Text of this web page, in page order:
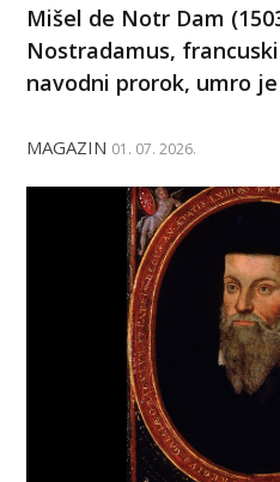
Mišel de Notr Dam
Nostradamus,
navodni prorok, umro
MAGAZIN 01. 07. 2026.